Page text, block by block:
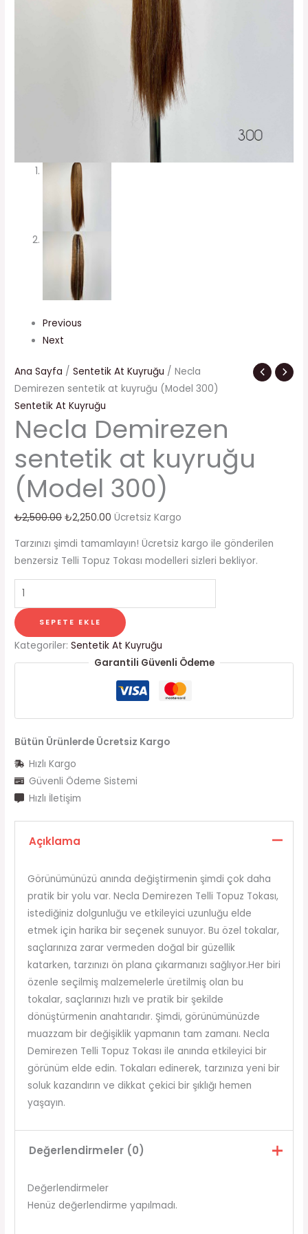
Previous
Next
Ana Sayfa /Sentetik At Kuyruğu / Necla
Demirezen sentetik at kuyruğu (Model 300)
Sentetik At Kuyruğu
Necla Demirezen
sentetik at kuyruğu
(Model 300)
₺2,500.00 ₺2,250.00 Ücretsiz Kargo
Tarzınızı şimdi tamamlayın! Ücretsiz kargo ile gönderilen
benzersiz Telli Topuz Tokası modelleri sizleri bekliyor.
SEPETE EKLE
Kategoriler:Sentetik At Kuyruğu
Garantili Güvenli Ödeme
Bütün Ürünlerde Ücretsiz Kargo
Hızlı Kargo
Güvenli Ödeme Sistemi
Hızlı İletişim
Açıklama
Görünümünüzü anında değiştirmenin şimdi çok daha
pratik bir yolu var. Necla Demirezen Telli Topuz Tokası,
istediğiniz dolgunluğu ve etkileyici uzunluğu elde
etmek için harika bir seçenek sunuyor. Bu özel tokalar,
saçlarınıza zarar vermeden doğal bir güzellik
katarken, tarzınızı ön plana çıkarmanızı sağlıyor.Her biri
özenle seçilmiş malzemelerle üretilmiş olan bu
tokalar, saçlarınızı hızlı ve pratik bir şekilde
dönüştürmenin anahtarıdır. Şimdi, görünümünüzde
muazzam bir değişiklik yapmanın tam zamanı. Necla
Demirezen Telli Topuz Tokası ile anında etkileyici bir
görünüm elde edin. Tokaları edinerek, tarzınıza yeni bir
soluk kazandırın ve dikkat çekici bir şıklığı hemen
yaşayın.
Değerlendirmeler (0)
Değerlendirmeler
Henüz değerlendirme yapılmadı.